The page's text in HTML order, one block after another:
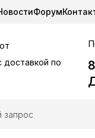
Форум
доставкой по